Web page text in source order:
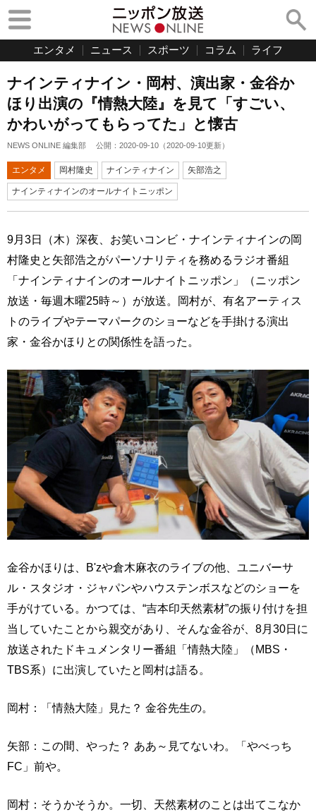
エンタメ ニュース スポーツ コラム ライフ
ナインティナイン・岡村、演出家・金谷か
ほり出演の『情熱大陸』を見て「すごい、
かわいがってもらってた」と懐古
NEWS ONLINE 編集部 公開： 2020-09-10 （2020-09-10更新）
エンタメ 岡村隆史 ナインティナイン 矢部浩之
ナインティナインのオールナイトニッポン
9月3日（木）深夜、お笑いコンビ・ナインティナインの岡
村隆史と矢部浩之がパーソナリティを務めるラジオ番組
「ナインティナインのオールナイトニッポン」（ニッポン
放送・毎週木曜25時～）が放送。岡村が、有名アーティス
トのライブやテーマパークのショーなどを手掛ける演出
家・金谷かほりとの関係性を語った。
金谷かほりは、B'zや倉木麻衣のライブの他、ユニバーサ
ル・スタジオ・ジャパンやハウステンボスなどのショーを
手がけている。かつては、“吉本印天然素材”の振り付けを担
当していたことから親交があり、そんな金谷が、8月30日に
放送されたドキュメンタリー番組「情熱大陸」（MBS・
TBS系）に出演していたと岡村は語る。
岡村：「情熱大陸」見た？ 金谷先生の。
矢部：この間、やった？ ああ～見てないわ。「やべっち
FC」前や。
岡村：そうかそうか。一切、天然素材のことは出てこなか